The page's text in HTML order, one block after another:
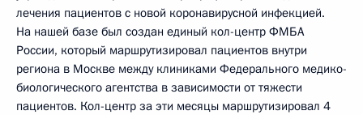
лечения пациентов с новой коронавирусной инфекцией.
На нашей базе был создан единый кол-центр ФМБА
России, который маршрутизировал пациентов внутри
региона в Москве между клиниками Федерального медико-
биологического агентства в зависимости от тяжести
пациентов. Кол-центр за эти месяцы маршрутизировал 4